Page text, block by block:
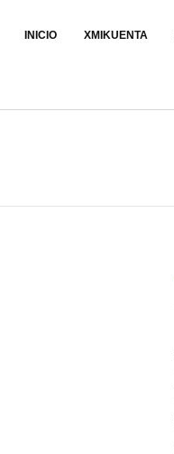
INICIO XMIKUENTA